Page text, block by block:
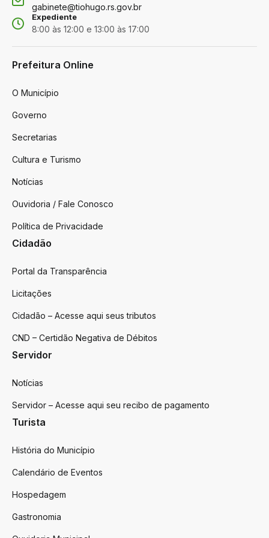
gabinete@tiohugo.rs.gov.br
Expediente
8:00 às 12:00 e 13:00 às 17:00
Prefeitura Online
O Município
Governo
Secretarias
Cultura e Turismo
Notícias
Ouvidoria / Fale Conosco
Política de Privacidade
Cidadão
Portal da Transparência
Licitações
Cidadão – Acesse aqui seus tributos
CND – Certidão Negativa de Débitos
Servidor
Notícias
Servidor – Acesse aqui seu recibo de pagamento
Turista
História do Município
Calendário de Eventos
Hospedagem
Gastronomia